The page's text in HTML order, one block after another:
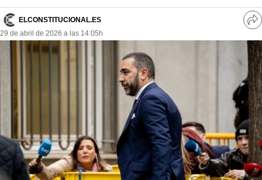
MásQueSucesos
MásQueMercados
INVESTIGACIÓN
INTERNACIONAL
OPINIÓN
MUNICIPIOS
ELCONSTITUCIONAL.ES
29 de abril de 2026 a las 14:05h